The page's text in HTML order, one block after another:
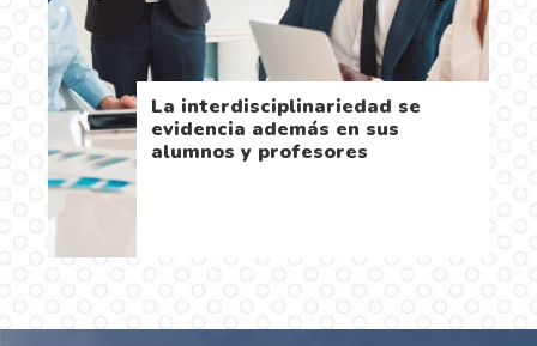
La interdisciplinariedad se
evidencia además en sus
alumnos y profesores